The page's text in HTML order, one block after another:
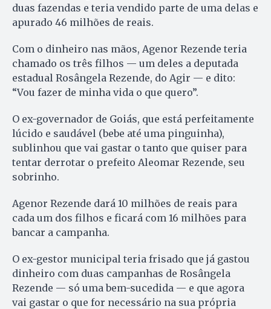
duas fazendas e teria vendido parte de uma delas e
apurado 46 milhões de reais.
Com o dinheiro nas mãos, Agenor Rezende teria
chamado os três filhos — um deles a deputada
estadual Rosângela Rezende, do Agir — e dito:
“Vou fazer de minha vida o que quero”.
O ex-governador de Goiás, que está perfeitamente
lúcido e saudável (bebe até uma pinguinha),
sublinhou que vai gastar o tanto que quiser para
tentar derrotar o prefeito Aleomar Rezende, seu
sobrinho.
Agenor Rezende dará 10 milhões de reais para
cada um dos filhos e ficará com 16 milhões para
bancar a campanha.
O ex-gestor municipal teria frisado que já gastou
dinheiro com duas campanhas de Rosângela
Rezende — só uma bem-sucedida — e que agora
vai gastar o que for necessário na sua própria